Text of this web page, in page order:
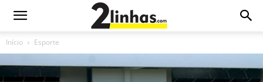
Início Esporte